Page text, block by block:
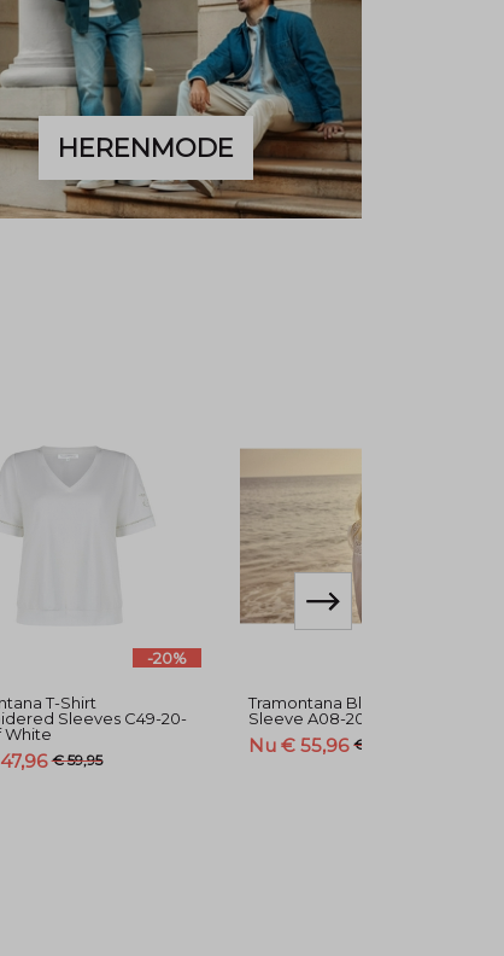
HERENMODE
-20%
T-Shirt
Sleeves C49-20-
White
€ 59,95
Tramontana Blouse Short-
Sleeve A08-20-301 Off White
Nu € 55,96 € 69,95